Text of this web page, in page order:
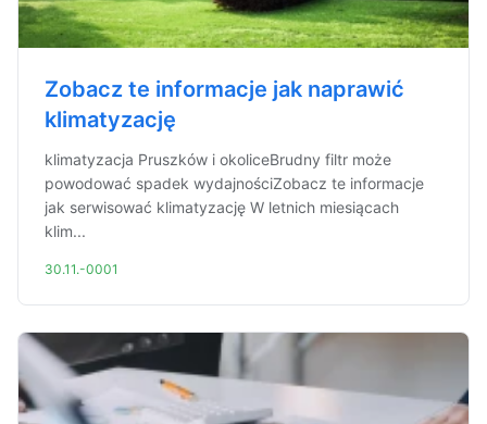
Zobacz te informacje jak naprawić
klimatyzację
klimatyzacja Pruszków i okoliceBrudny filtr może
powodować spadek wydajnościZobacz te informacje
jak serwisować klimatyzację W letnich miesiącach
klim...
30.11.-0001